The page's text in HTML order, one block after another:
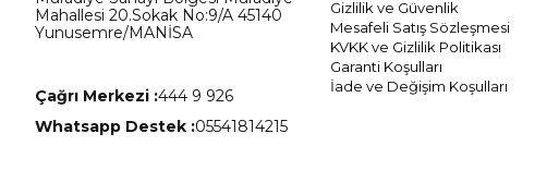
Mahallesi 20.Sokak No:9/A 45140
Yunusemre/MANİSA
Çağrı Merkezi :444 9 926
Whatsapp Destek :05541814215
Gizlilik ve Güvenlik
Mesafeli Satış Sözleşmesi
KVKK ve Gizlilik Politikası
Garanti Koşulları
İade ve Değişim Koşulları